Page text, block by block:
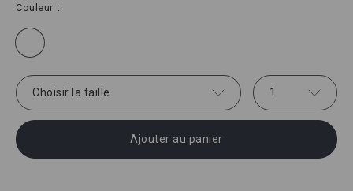
Couleur
Choisir la taille 1
Ajouter au panier